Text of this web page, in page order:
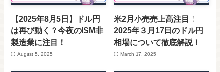
【2025年8月5日】ドル円
は再び動く？今夜のISM非
製造業に注目！
August 5, 2025
米2月小売売上高注目！
2025年３月17日のドル円
相場について徹底解説！
March 17, 2025